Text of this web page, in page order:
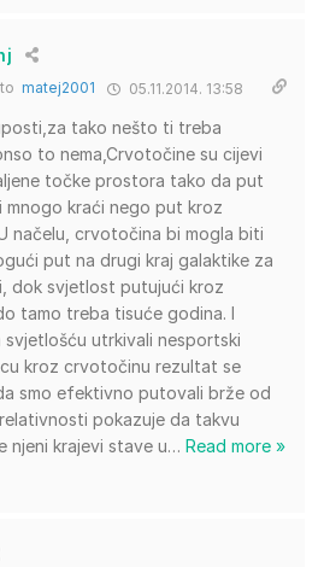
matej2001 05.11.2014. 13:58
tako nešto ti treba
to nema,Crvotočine su cijevi
točke prostora tako da put
mnogo kraći nego put kroz
načelu, crvotočina bi mogla biti
put na drugi kraj galaktike za
dok svjetlost putujući kroz
tamo treba tisuće godina. I
svjetlošću utrkivali nesportski
kroz crvotočinu rezultat se
smo efektivno putovali brže od
pokazuje da takvu
njeni krajevi stave u… Read more »